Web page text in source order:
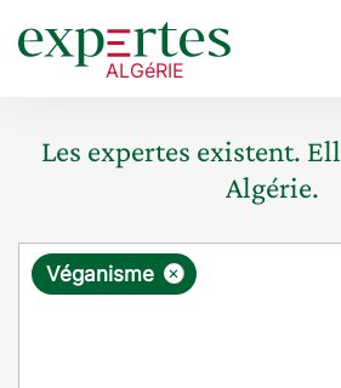
Les expertes existent.
Algérie.
R
×
Véganisme